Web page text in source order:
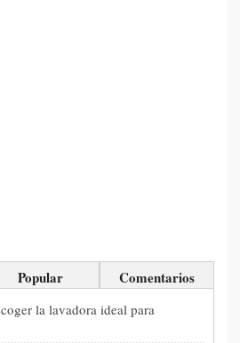
Popular Comentarios
la lavadora ideal para